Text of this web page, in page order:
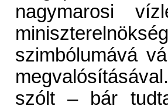
nagymarosi
szimbólumává
szólt – bár